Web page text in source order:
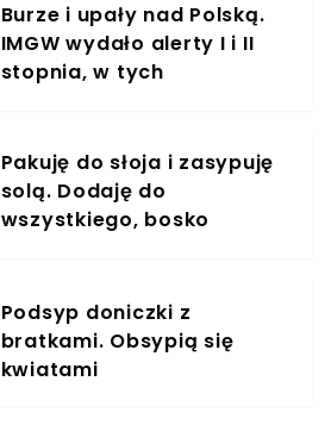
Burze i upały nad Polską.
IMGW wydało alerty I i II
stopnia, w tych
Pakuję do słoja i zasypuję
solą. Dodaję do
wszystkiego, bosko
Podsyp doniczki z
bratkami. Obsypią się
kwiatami